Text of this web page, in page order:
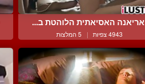
אריאנה האסיאתית הלוהטת ב...
4943 צפיות | 5 המלצות